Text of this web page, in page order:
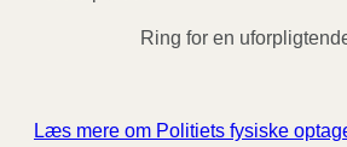
Ring for en
Læs mere om Politiets fysiske